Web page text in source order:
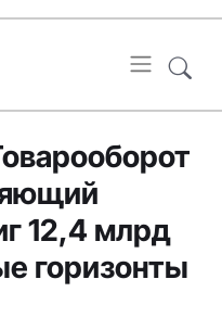
12,4 млрд
горизонты